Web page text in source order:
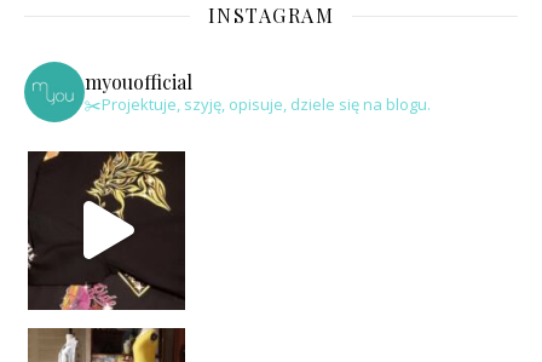
INSTAGRAM
myouofficial
✂️Projektuje, szyję, opisuje, dziele się na blogu.